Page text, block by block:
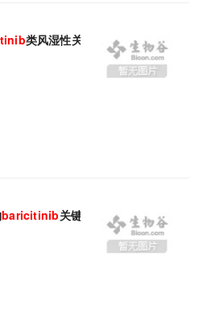
类风湿性关节炎III期临床显著降低
baricitinib关键III期大获成功